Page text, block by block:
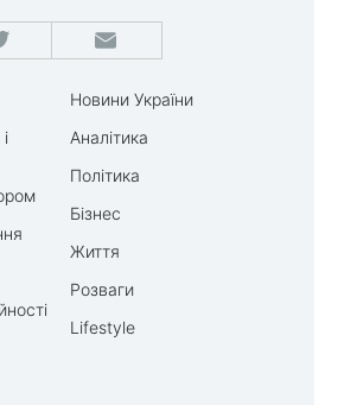
Новини України
Аналітика
Політика
Бізнес
Життя
Розваги
Lifestyle